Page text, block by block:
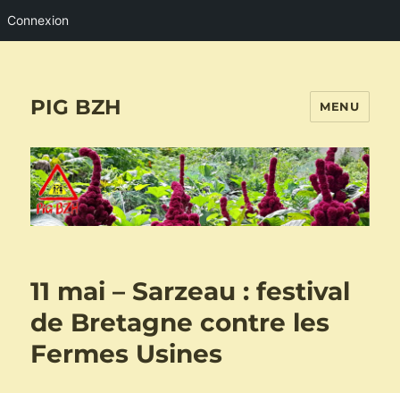
Connexion
PIG BZH MENU
11 mai – Sarzeau : festival
de Bretagne contre les
Fermes Usines